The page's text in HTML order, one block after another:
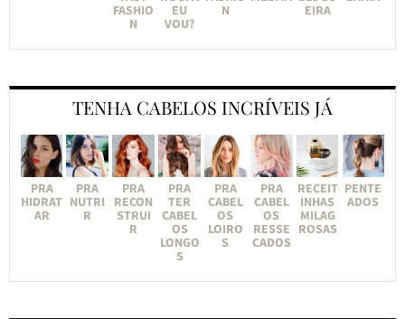
FASHIO
N
EU
VOU?
N
EIRA
TENHA CABELOS INCRÍVEIS JÁ
PRA
HIDRAT
AR
PRA
NUTRI
R
PRA
RECON
STRUI
R
PRA
TER
CABEL
OS
LONGO
S
PRA
CABEL
OS
LOIRO
S
PRA
CABEL
OS
RESSE
CADOS
RECEIT
INHAS
MILAG
ROSAS
PENTE
ADOS